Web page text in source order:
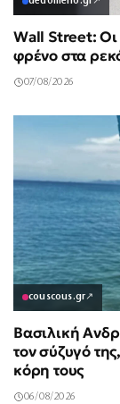
Wall Street: Οι
φρένο στα
07/08/2026
couscous.gr↗
Βασιλική
τον σύζυγό
κόρη τους
06/08/2026